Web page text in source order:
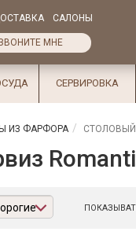
САЛОНЫ
МНЕ
СЕРВИРОВКА
ИЗ ФАРФОРА СТОЛОВЫЙ